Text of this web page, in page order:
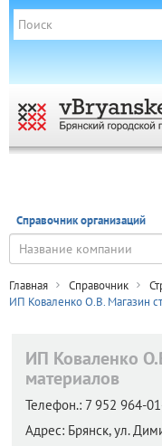
Справочник организаций
Главная Справочник
ИП Коваленко О.В. Магазин
ИП Коваленко
материалов
Телефон.: 7 952 964-
Адрес: Брянск,ул.